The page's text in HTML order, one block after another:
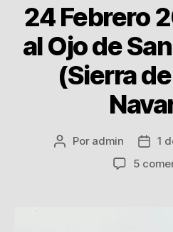
24 Febrero
al Ojo de
(Sierra
Autor
Por admin
1
5